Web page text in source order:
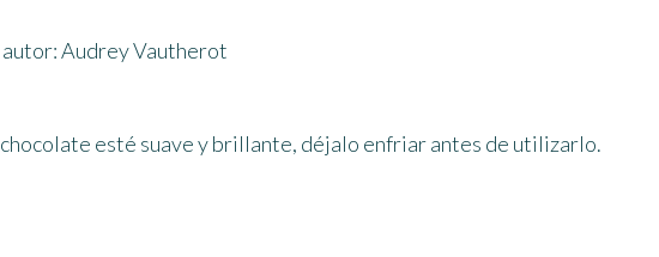
Audrey Vautherot
esté suave y brillante, déjalo enfriar antes de utilizarlo.